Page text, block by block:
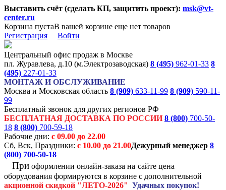
Выставить счёт (сделать КП, защитить проект): msk@vt-
center.ru
Корзина пустаВ вашей корзине еще нет товаров
Регистрация
Войти
Центральный офис продаж в Москве
пл. Журавлева, д.10 (м.Электрозаводская) 8 (495) 962-01-33 8
(495) 227-01-33
МОНТАЖ И ОБСЛУЖИВАНИЕ
Москва и Московская область 8 (909) 633-11-99 8 (909) 590-11-
99
Бесплатный звонок для других регионов РФ
БЕСПЛАТНАЯ ДОСТАВКА ПО РОССИИ 8 (800) 700-50-
18 8 (800) 700-59-18
Рабочие дни: с 09.00 до 22.00
Сб, Вск, Праздники: с 10.00 до 21.00Дежурный менеджер 8
(800) 700-50-18
При оформлении онлайн-заказа на сайте цена
оборудования формируются в корзине с дополнительной
акционной скидкой "ЛЕТО-2026" Удачных покупок!